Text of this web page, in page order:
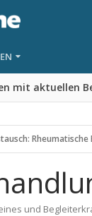
mit aktuellen
Rheumatische
und